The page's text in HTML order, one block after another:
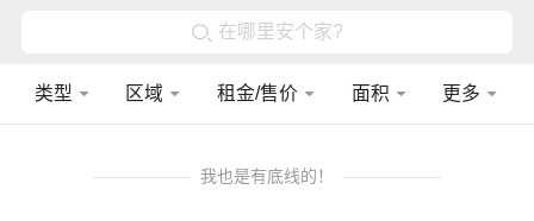
在哪里安个家?
类型 区域 租金/售价 面积 更多
我也是有底线的！